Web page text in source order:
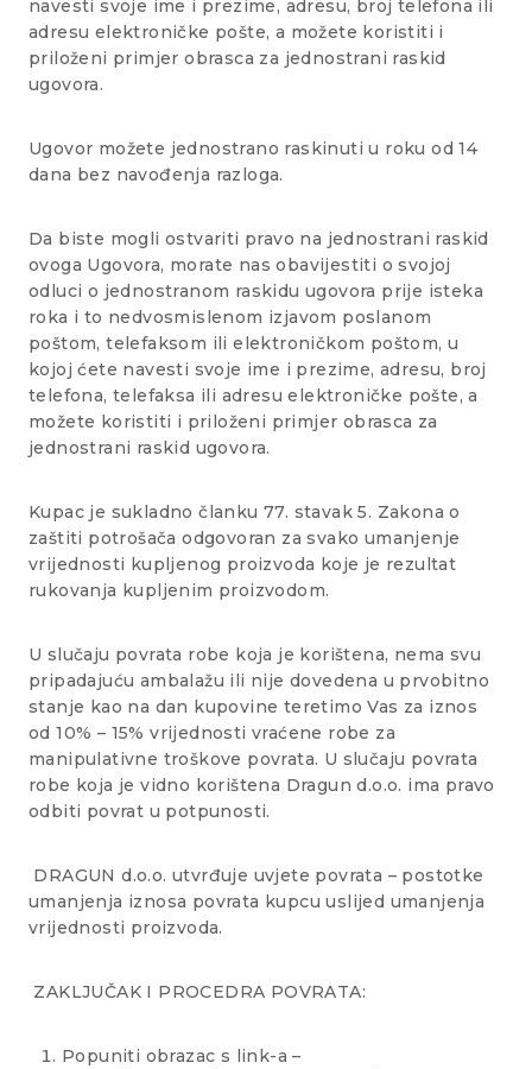
navesti svoje ime i prezime, adresu, broj telefona ili
adresu elektroničke pošte, a možete koristiti i
priloženi primjer obrasca za jednostrani raskid
ugovora.
Ugovor možete jednostrano raskinuti u roku od 14
dana bez navođenja razloga.
Da biste mogli ostvariti pravo na jednostrani raskid
ovoga Ugovora, morate nas obavijestiti o svojoj
odluci o jednostranom raskidu ugovora prije isteka
roka i to nedvosmislenom izjavom poslanom
poštom, telefaksom ili elektroničkom poštom, u
kojoj ćete navesti svoje ime i prezime, adresu, broj
telefona, telefaksa ili adresu elektroničke pošte, a
možete koristiti i priloženi primjer obrasca za
jednostrani raskid ugovora.
Kupac je sukladno članku 77. stavak 5. Zakona o
zaštiti potrošača odgovoran za svako umanjenje
vrijednosti kupljenog proizvoda koje je rezultat
rukovanja kupljenim proizvodom.
U slučaju povrata robe koja je korištena, nema svu
pripadajuću ambalažu ili nije dovedena u prvobitno
stanje kao na dan kupovine teretimo Vas za iznos
od 10% – 15% vrijednosti vraćene robe za
manipulativne troškove povrata. U slučaju povrata
robe koja je vidno korištena Dragun d.o.o. ima pravo
odbiti povrat u potpunosti.
DRAGUN d.o.o. utvrđuje uvjete povrata – postotke
umanjenja iznosa povrata kupcu uslijed umanjenja
vrijednosti proizvoda.
ZAKLJUČAK I PROCEDRA POVRATA:
Popuniti obrazac s link-a –